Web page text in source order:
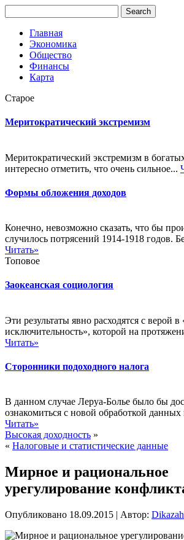
Главная
Экономика
Общество
Финансы
Карта
Старое
Меритократический экстремизм
Меритократический экстремизм в
интересно отметить, что очень сильное...
Формы обложения доходов
Конечно, невозможно сказать, что бы
случилось потрясений 1914-1918 годов.
Читать»
Топовое
Заокеанская социология
Эти результаты явно расходятся с верой
исключительность», которой на
Читать»
Сторонники подоходного налога
В данном случае Леруа-Болье было бы
ознакомиться с новой обработкой данных
Читать»
Высокая доходность »
« Налоговые и статистические данные
Мирное и рациональное
урегулирование
Опубликовано 18.09.2015 | Автор: